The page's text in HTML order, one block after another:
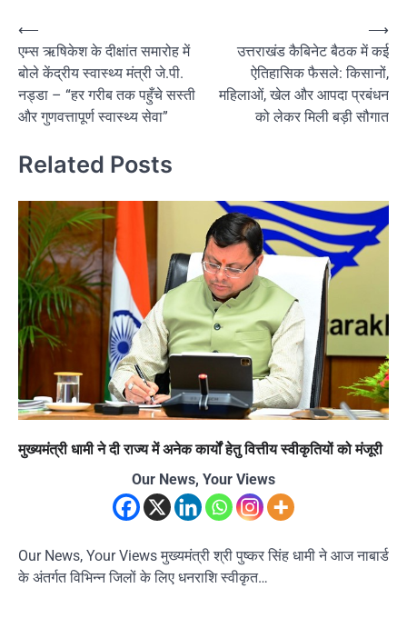
Post
navigation
⟵
एम्स ऋषिकेश के दीक्षांत समारोह में
बोले केंद्रीय स्वास्थ्य मंत्री जे.पी.
नड्डा – “हर गरीब तक पहुँचे सस्ती
और गुणवत्तापूर्ण स्वास्थ्य सेवा”
उत्तराखंड कैबिनेट बैठक में कई
ऐतिहासिक फैसले: किसानों,
महिलाओं, खेल और आपदा प्रबंधन
को लेकर मिली बड़ी सौगात
⟶
Related Posts
मुख्यमंत्री धामी ने दी राज्य में अनेक कार्यों हेतु वित्तीय स्वीकृतियों को मंजूरी
Our News, Your Views
Our News, Your Views मुख्यमंत्री श्री पुष्कर सिंह धामी ने आज नाबार्ड
के अंतर्गत विभिन्न जिलों के लिए धनराशि स्वीकृत…